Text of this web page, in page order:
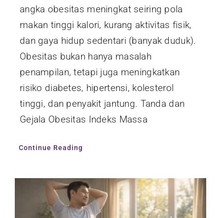
angka obesitas meningkat seiring pola
makan tinggi kalori, kurang aktivitas fisik,
dan gaya hidup sedentari (banyak duduk).
Obesitas bukan hanya masalah
penampilan, tetapi juga meningkatkan
risiko diabetes, hipertensi, kolesterol
tinggi, dan penyakit jantung. Tanda dan
Gejala Obesitas Indeks Massa
Continue Reading